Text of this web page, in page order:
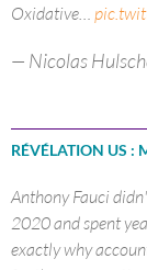
Oxidative…
— Nicolas
RÉVÉLATION US :
Anthony Fauci
2020 and spent
exactly why